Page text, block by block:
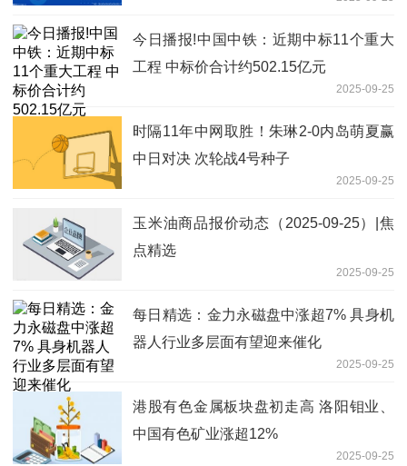
今日播报!中国中铁：近期中标11个重大
工程 中标价合计约502.15亿元
2025-09-25
时隔11年中网取胜！朱琳2-0内岛萌夏赢
中日对决 次轮战4号种子
2025-09-25
玉米油商品报价动态（2025-09-25）|焦
点精选
2025-09-25
每日精选：金力永磁盘中涨超7% 具身机
器人行业多层面有望迎来催化
2025-09-25
港股有色金属板块盘初走高 洛阳钼业、
中国有色矿业涨超12%
2025-09-25